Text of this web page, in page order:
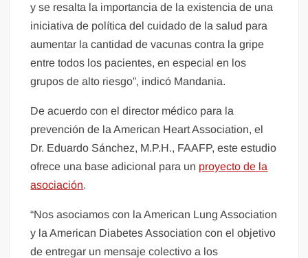
y se resalta la importancia de la existencia de una
iniciativa de política del cuidado de la salud para
aumentar la cantidad de vacunas contra la gripe
entre todos los pacientes, en especial en los
grupos de alto riesgo”, indicó Mandania.
De acuerdo con el director médico para la
prevención de la American Heart Association, el
Dr. Eduardo Sánchez, M.P.H., FAAFP, este estudio
ofrece una base adicional para un proyecto de la
asociación.
“Nos asociamos con la American Lung Association
y la American Diabetes Association con el objetivo
de entregar un mensaje colectivo a los